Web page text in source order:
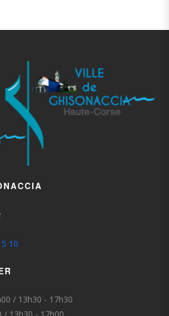
10
/ 13h30 - 17h30
/ 13h30 - 17h00